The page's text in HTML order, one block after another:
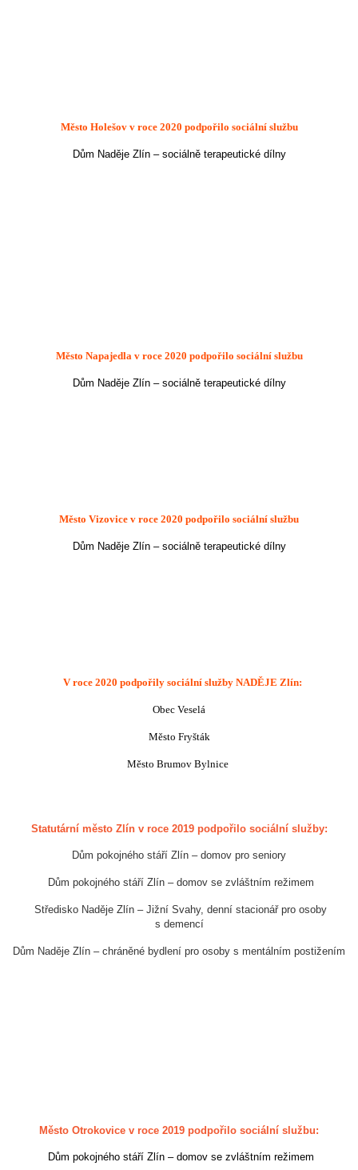
Město Holešov v roce 2020 podpořilo sociální službu
Dům Naděje Zlín – sociálně terapeutické dílny
Město Napajedla v roce 2020 podpořilo sociální službu
Dům Naděje Zlín – sociálně terapeutické dílny
Město Vizovice v roce 2020 podpořilo sociální službu
Dům Naděje Zlín – sociálně terapeutické dílny
V roce 2020 podpořily sociální služby NADĚJE Zlín:
Obec Veselá
Město Fryšták
Město Brumov Bylnice
Statutární město Zlín v roce 2019 podpořilo sociální služby:
Dům pokojného stáří Zlín – domov pro seniory
Dům pokojného stáří Zlín – domov se zvláštním režimem
Středisko Naděje Zlín – Jižní Svahy, denní stacionář pro osoby
s demencí
Dům Naděje Zlín – chráněné bydlení pro osoby s mentálním postižením
Město Otrokovice v roce 2019 podpořilo sociální službu:
Dům pokojného stáří Zlín – domov se zvláštním režimem